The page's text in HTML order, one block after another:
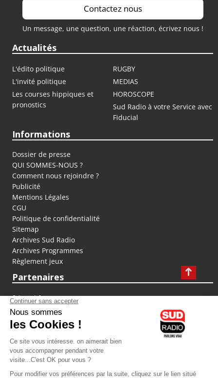
Contactez nous
Un message, une question, une réaction, écrivez nous !
Actualités
L'édito politique
RUGBY
L'invité politique
MEDIAS
Les courses hippiques et
pronostics
HOROSCOPE
Sud Radio à votre Service avec
Fiducial
Informations
Dossier de presse
QUI SOMMES-NOUS ?
Comment nous rejoindre ?
Publicité
Mentions Légales
CGU
Politique de confidentialité
Sitemap
Archives Sud Radio
Archives Programmes
Règlement jeux
Partenaires
fiducial.fr
lyoncapitale.fr
olympique-et-lyonnais.com
L'application Iphone / Android
Téléchargez l'application